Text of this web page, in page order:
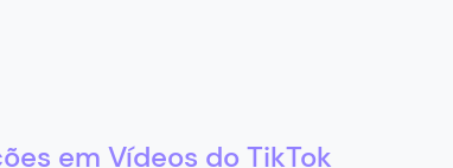
em Vídeos do TikTok